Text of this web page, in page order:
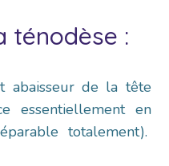
ténodèse :
abaisseur de la tête
essentiellement en
totalement).